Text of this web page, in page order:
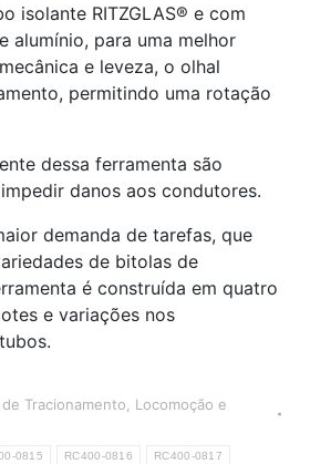
isolante RITZGLAS® e com
alumínio, para uma melhor
e leveza, o olhal
permitindo uma rotação
dessa ferramenta são
danos aos condutores.
demanda de tarefas, que
de bitolas de
é construída em quatro
e variações nos
Tracionamento, Locomoção e
0815 RC400-0816 RC400-0817